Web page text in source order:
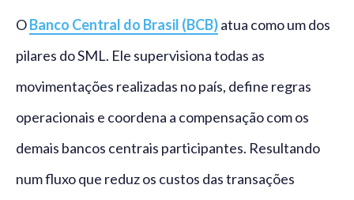
OBanco Central do Brasil (BCB)atua como um dos
pilares do SML. Ele supervisiona todas as
movimentações realizadas no país, define regras
operacionais e coordena a compensação com os
demais bancos centrais participantes. Resultando
num fluxo que reduz os custos das transações